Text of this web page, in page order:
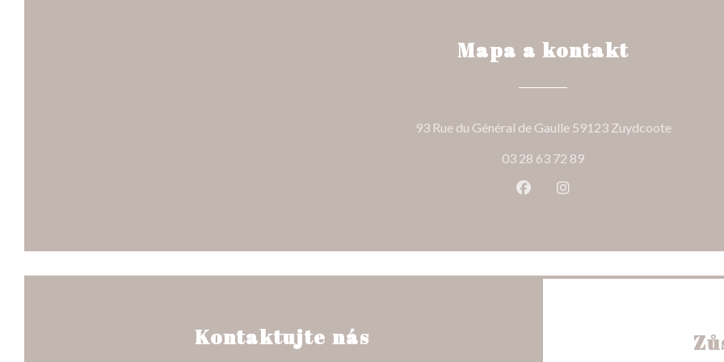
Mapa a kontakt
93 Rue du Général de Gaulle 59123 Zuydcoote((otevře
03 28 63 72 89
Facebook ((otevře se v novém
Instagram ((otevře se v
Kontaktujte nás